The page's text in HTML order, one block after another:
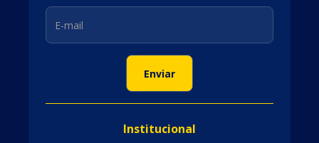
Institucional